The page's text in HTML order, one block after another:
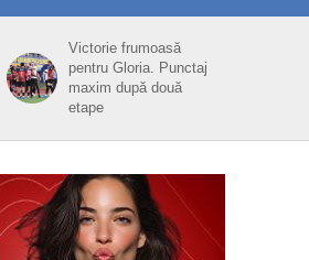
Victorie frumoasă
pentru Gloria. Punctaj
maxim după două
etape